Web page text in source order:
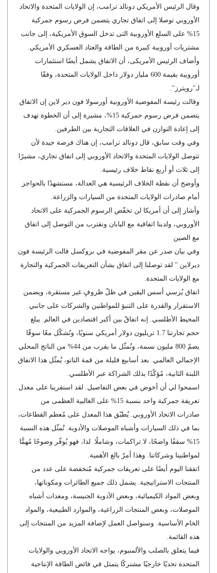
وقال الرئيس الأمريكي دونالد ترامب، إن الولايات المتحدة والاتحاد
الأوروبي توصلا إلى اتفاق تجاري يتضمن فرض رسوم جمركية
15% على السلع الأوروبية التى تدخل السوق الأمريكية، إلى جانب
مشتريات أوروبية كبيرة من الطاقة والعتاد العسكري الأمريكي.
وأضاف الرئيس الأمريكى، أن الاتفاق يشمل أيضًا استثمارات
أوروبية بقيمة 600 مليار دولار داخل الولايات المتحدة، وفقًا
لـ"رويترز".
وقالت رئيسة المفوضية الأوروبية أورسولا فون دير لاين إن الاتفاق
يتضمن فرض رسوم جمركية 15%، مشيرة إلى أن الخطوة تهدف
إلى إعادة التوازن في العلاقات التجارية بين الطرفين.
وفي وقت سابق، قال دونالد ترامب، إن هناك فرصة جيدة لأن
تتوصل الولايات المتحدة والاتحاد الأوروبي إلى اتفاق تجاري، مشيرًا
إلى ثلاث أو أربع نقاط خلاف رئيسية.
وأوضح أن نقطة الخلاف الرئيسية هي العدالة، مستشهدًا بالحواجز
أمام صادرات الولايات المتحدة من السيارات والزراعة.
وأشار إلى أن أمريكا لن تخفّض الرسوم الجمركية على الاتحاد
الأوروبي، ولدينا اتفاقية مع اليابان ونقترب من التوصل إلى اتفاق
مع الصين
وفي بيان صدر عن مقر المفوضية في بروكسل قالت الرئيسة فون
ديرلاين " لقد توصلنا إلى اتفاق بشأن التعريفات الجمركية والتجارة
مع الولايات المتحدة.
اتفاق يُرسي أسس اليقين في ظلّ ظروفٍ غير مستقرة، ويضمن
الاستقرار والقدرة على التنبؤ للمواطنين والشركات على جانبي
المحيط الأطلسي. إنه اتفاقٌ بين أكبر اقتصادين في العالم. يبلغ
حجم تجارتنا 1.7 تريليون دولار أمريكي سنويًا، ونُشكّل معًا سوقًا
يضمّ 800 مليون نسمة، ونُمثّل ما يقرب من 44% من الناتج المحلي
الإجمالي العالمي. بعد أسابيع قليلة من قمة الناتو، يُمثّل هذا الاتفاق
اللبنة الثانية، مُؤكّدًا بذلك الشراكة عبر الأطلسي.
اسمحوا لي أن أخوض في بعض التفاصيل. لقد استقرينا على معدل
تعريفة جمركية واحد بنسبة 15% على الغالبية العظمى من
صادرات الاتحاد الأوروبي. يُطبّق هذا المعدل على مُعظم القطاعات،
بما في ذلك السيارات وأشباه الموصلات والأدوية. تُمثّل هذه النسبة
15% سقفًا واضحًا، لا تراكمات، وشاملًا. لذا، فهو يُوفّر وضوحًا مُهمًّا
لمواطنينا وشركاتنا. وهذا أمرٌ بالغ الأهمية.
اتفقنا اليوم أيضًا على تعريفات جمركية مُنخفضة على عدد من
المنتجات الاستراتيجية. يشمل ذلك جميع الطائرات ومكوناتها،
وبعض المواد الكيميائية، وبعض الأدوية الجنيسة، ومعدات أشباه
الموصلات، وبعض المنتجات الزراعية، والموارد الطبيعية، والمواد
الخام الأساسية. وسنواصل العمل لإضافة المزيد من المنتجات إلى
هذه القائمة.
فيما يتعلق بالصلب والألمنيوم، يواجه الاتحاد الأوروبي والولايات
المتحدة تحديًا خارجيًا مشتركًا يتمثل في فائض الطاقة الإنتاجية